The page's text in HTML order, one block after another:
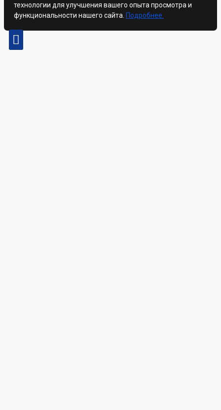
технологии для улучшения вашего опыта просмотра и
функциональности нашего сайта. Подробнее.